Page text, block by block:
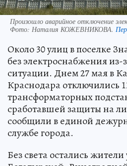
Произошло аварийное отключение
Фото: Наталия КОЖЕВНИКОВА.
Около 30 улиц в поселке
без электроснабжения из-
ситуации. Днем 27 мая в
Краснодара отключились
трансформаторных
сработавшей защиты на
сообщили в единой
службе города.
Без света остались